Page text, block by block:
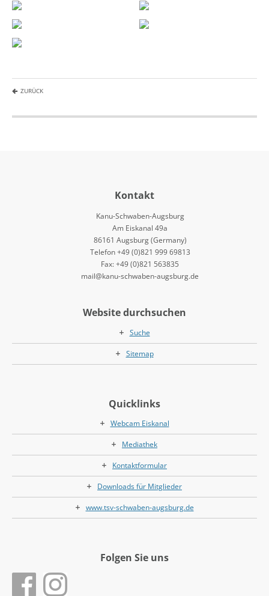
ZURÜCK
Kontakt
Kanu-Schwaben-Augsburg
Am Eiskanal 49a
86161 Augsburg (Germany)
Telefon +49 (0)821 999 69813
Fax: +49 (0)821 563835
mail@kanu-schwaben-augsburg.de
Website durchsuchen
Suche
Sitemap
Quicklinks
Webcam Eiskanal
Mediathek
Kontaktformular
Downloads für Mitglieder
www.tsv-schwaben-augsburg.de
Folgen Sie uns